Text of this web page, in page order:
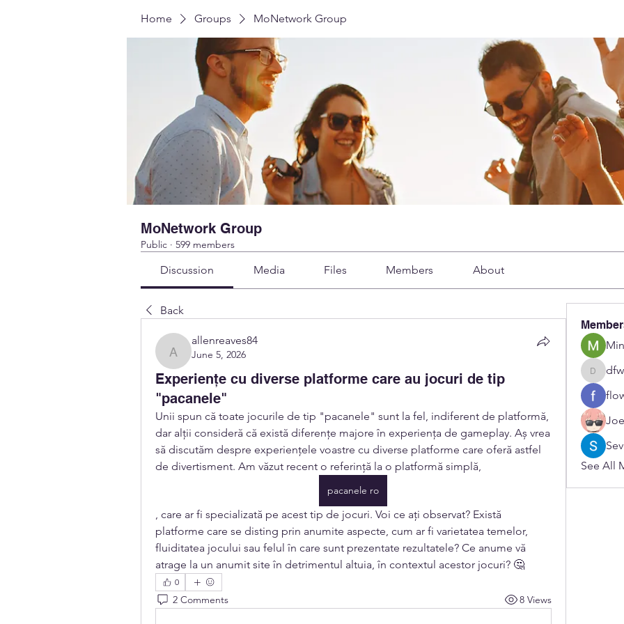
Home Groups MoNetwork Group
MoNetwork Group
Public · 599 members
Discussion Media Files Members About
Back
allenreaves84
allenreaves84
June 5, 2026
Experiențe cu diverse platforme care au jocuri de tip
"pacanele"
Unii spun că toate jocurile de tip "pacanele" sunt la fel, indiferent de platformă,
dar alții consideră că există diferențe majore în experiența de gameplay. Aș vrea
să discutăm despre experiențele voastre cu diverse platforme care oferă astfel
de divertisment. Am văzut recent o referință la o platformă simplă,
pacanele ro
, care ar fi specializată pe acest tip de jocuri. Voi ce ați observat? Există
platforme care se disting prin anumite aspecte, cum ar fi varietatea temelor,
fluiditatea jocului sau felul în care sunt prezentate rezultatele? Ce anume vă
atrage la un anumit site în detrimentul altuia, în contextul acestor jocuri? 🤔
0
2 Comments 8 Views
dfwerfre
See All